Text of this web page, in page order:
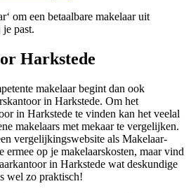
om een betaalbare makelaar uit
past.
Harkstede
makelaar begint dan ook
in Harkstede. Om het
in Harkstede te vinden kan het veelal
makelaars met mekaar te vergelijken.
vergelijkingswebsite als Makelaar-
ermee op je makelaarskosten, maar vind
in Harkstede wat deskundige
wel zo praktisch!